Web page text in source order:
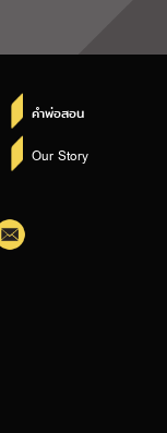
คำพ่อสอน
Our Story